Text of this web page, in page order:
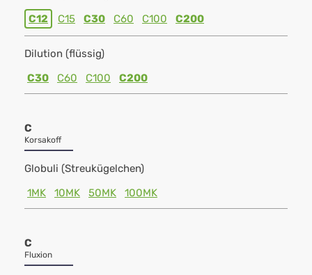
C12 C15 C30 C60 C100 C200
Dilution (flüssig)
C30
C60 C100 C200
C
Korsakoff
Globuli (Streukügelchen)
1MK
10MK 50MK 100MK
C
Fluxion